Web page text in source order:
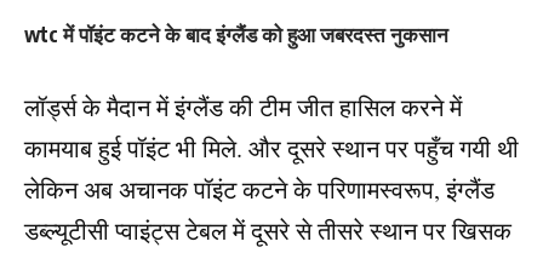
wtc में पॉइंट कटने के बाद इंग्लैंड को हुआ जबरदस्त नुकसान
लॉर्ड्स के मैदान में इंग्लैंड की टीम जीत हासिल करने में
कामयाब हुई पॉइंट भी मिले. और दूसरे स्थान पर पहुँच गयी थी
लेकिन अब अचानक पॉइंट कटने के परिणामस्वरूप, इंग्लैंड
डब्ल्यूटीसी प्वाइंट्स टेबल में दूसरे से तीसरे स्थान पर खिसक